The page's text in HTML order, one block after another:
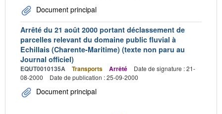
Document principal
Arrêté du 21 août 2000 portant déclassement de
parcelles relevant du domaine public fluvial à
Echillais (Charente-Maritime) (texte non paru au
Journal officiel)
EQUT0010135A Transports Arrêté
Date de signature : 21-
08-2000
Date de publication : 25-09-2000
Document principal